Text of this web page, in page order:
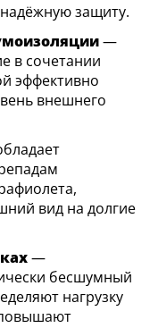
защиту.
—
в сочетании
эффективно
внешнего
вид на долгие
—
бесшумный
нагрузку